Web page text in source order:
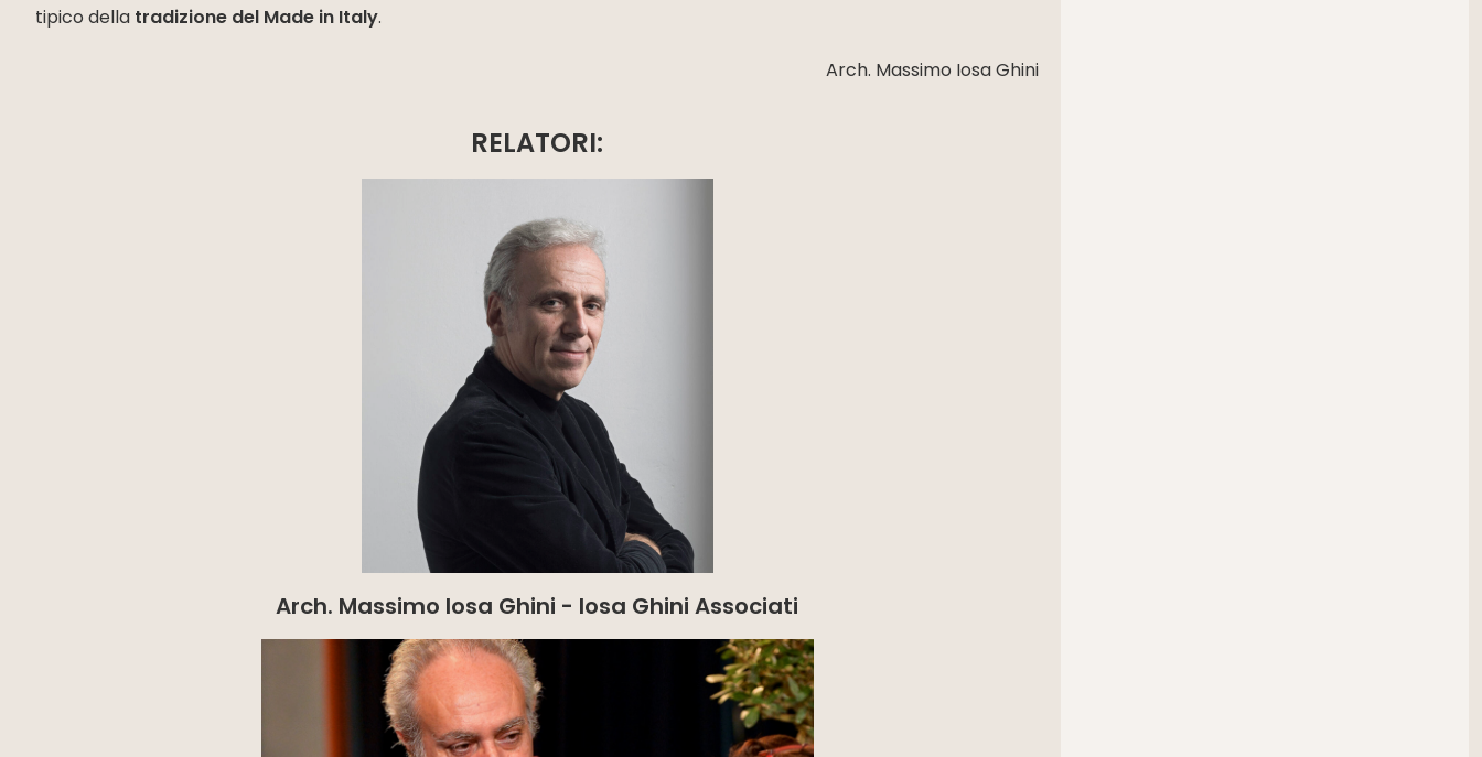
tipico della tradizione del Made in Italy.
Arch. Massimo Iosa Ghini
RELATORI:
Arch. Massimo Iosa Ghini - Iosa Ghini Associati